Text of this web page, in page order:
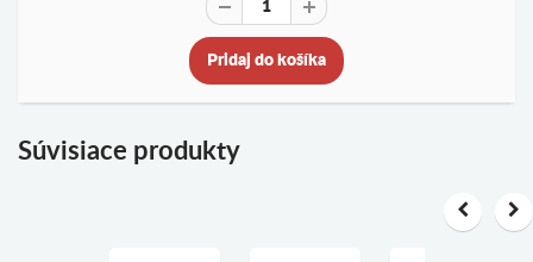
Pridaj do košíka
Súvisiace produkty